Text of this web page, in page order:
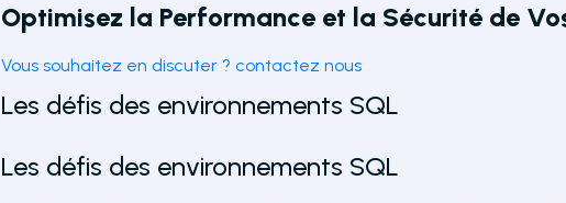
Optimisez la Performance et la Sécurité de
Vous souhaitez en discuter ? contactez nous
Les défis des environnements SQL
Les défis des environnements SQL